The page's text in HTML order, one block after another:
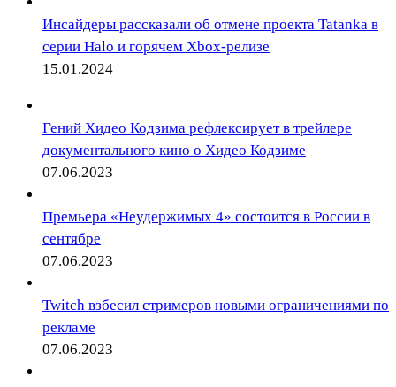
Инсайдеры рассказали об отмене проекта Tatanka в
серии Halo и горячем Xbox-релизе
15.01.2024
Гений Хидео Кодзима рефлексирует в трейлере
документального кино о Хидео Кодзиме
07.06.2023
Премьера «Неудержимых 4» состоится в России в
сентябре
07.06.2023
Twitch взбесил стримеров новыми ограничениями по
рекламе
07.06.2023